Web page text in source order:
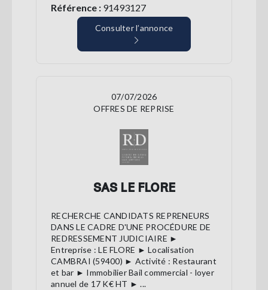
Référence : 91493127
Consulter l’annonce
07/07/2026
OFFRES DE REPRISE
SAS LE FLORE
RECHERCHE CANDIDATS REPRENEURS
DANS LE CADRE D'UNE PROCÉDURE DE
REDRESSEMENT JUDICIAIRE ►
Entreprise : LE FLORE ► Localisation
CAMBRAI (59400) ► Activité : Restaurant
et bar ► Immobilier Bail commercial - loyer
annuel de 17 K€ HT ► ...